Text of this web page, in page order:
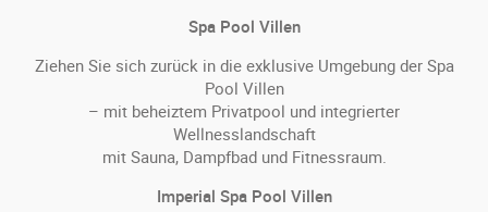
Spa Pool Villen
Ziehen Sie sich zurück in die exklusive Umgebung der Spa
Pool Villen
– mit beheiztem Privatpool und integrierter
Wellnesslandschaft
mit Sauna, Dampfbad und Fitnessraum.
Imperial Spa Pool Villen